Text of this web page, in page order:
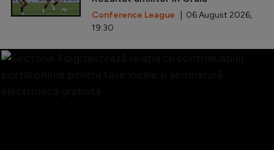
Conference League | 06 August 2026,
19:30